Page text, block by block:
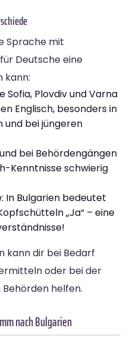
Sprache mit
Deutsche eine
kann:
Sofia, Plovdiv und Varna
Englisch, besonders in
und bei jüngeren
bei Behördengängen
Kenntnisse schwierig
In Bulgarien bedeutet
„Ja“ – eine
kann dir bei Bedarf
oder bei der
helfen.
nach Bulgarien